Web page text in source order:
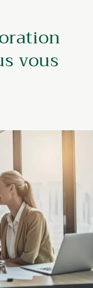
vous